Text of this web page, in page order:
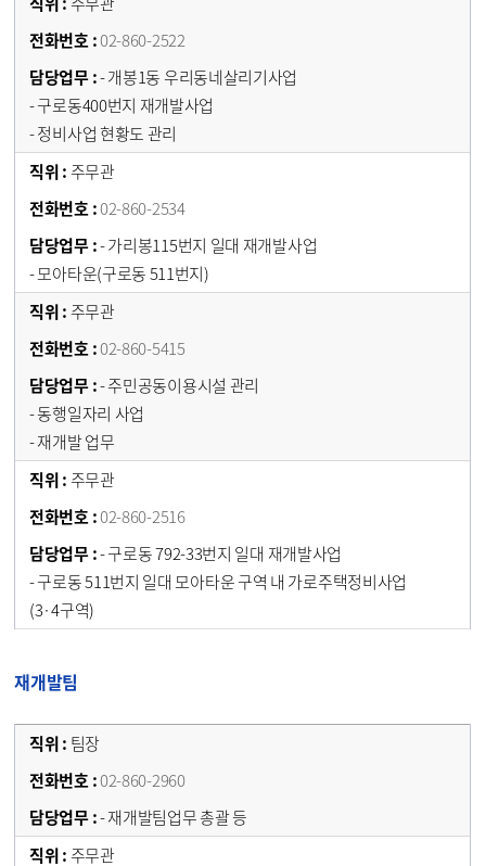
02-860-2522
- 개봉1동 우리동네살리기사업
- 구로동400번지 재개발사업
- 정비사업 현황도 관리
주무관
02-860-2534
- 가리봉115번지 일대 재개발사업
- 모아타운(구로동 511번지)
주무관
02-860-5415
- 주민공동이용시설 관리
- 동행일자리 사업
- 재개발 업무
주무관
02-860-2516
- 구로동 792-33번지 일대 재개발사업
- 구로동 511번지 일대 모아타운 구역 내 가로주택정비사업
(3·4구역)
재개발팀
팀장
02-860-2960
- 재개발팀업무 총괄 등
주무관